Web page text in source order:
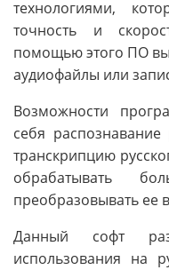
технологиями,
точность и
помощью этого ПО вы
аудиофайлы или
Возможности
себя
транскрипцию
обрабатывать
преобразовывать ее
Данный софт
использования на